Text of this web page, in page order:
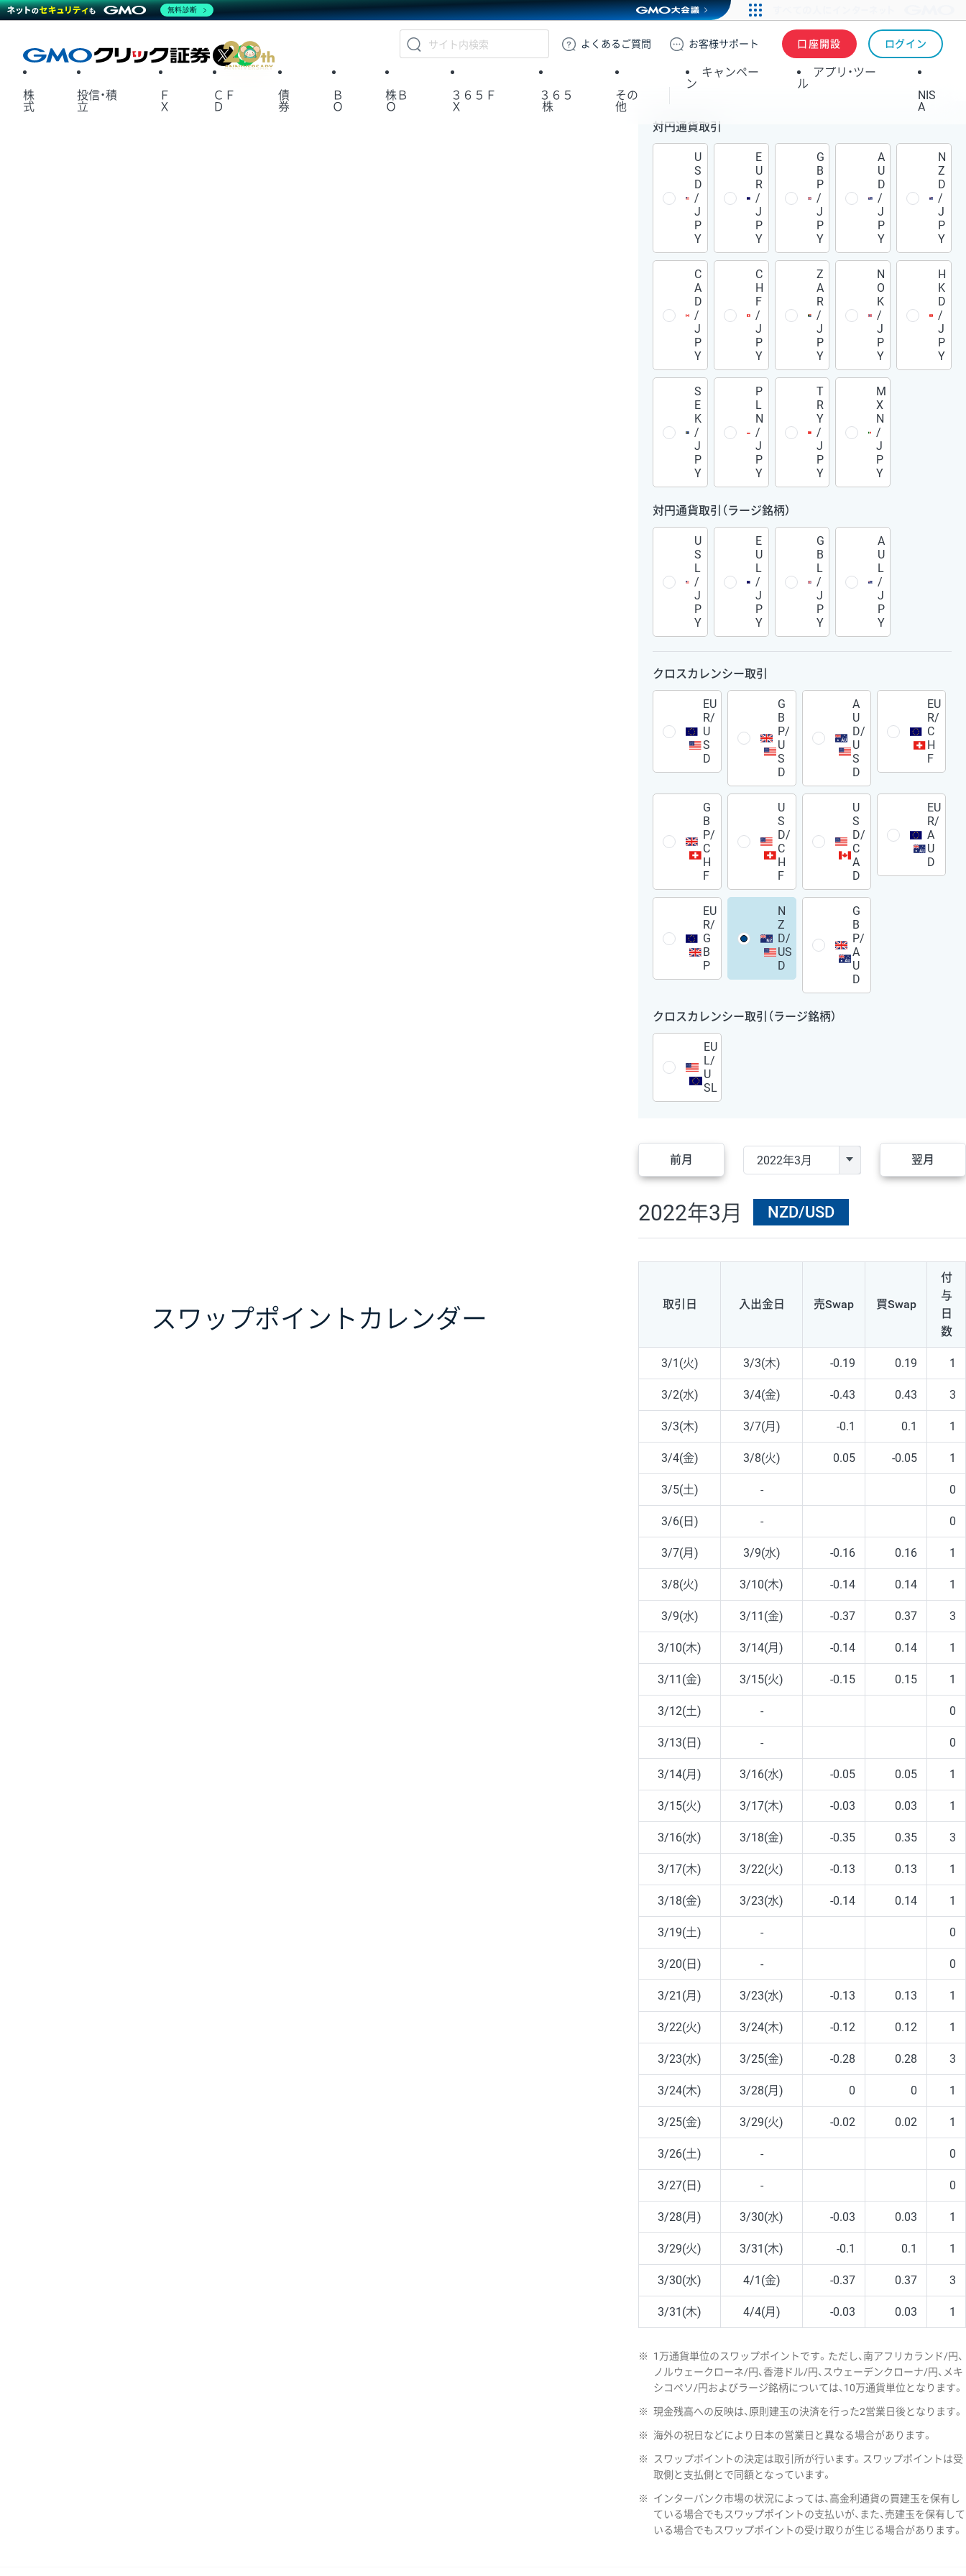
GMOクリック証券
よくある ご質問 お客様サポート 口座開設 ログイン
X
株
式
投信・積
立
Ｆ
Ｘ
ＣＦ
Ｄ
債
券
Ｂ
Ｏ
株Ｂ
Ｏ
３６５Ｆ
Ｘ
３６５
株
その
他
キャンペー
ン
アプリ・ツー
ル
NIS
A
スワップポイント カレンダー
対円通貨取引
U
S
D
/
J
P
Y
E
U
R
/
J
P
Y
G
B
P
/
J
P
Y
A
U
D
/
J
P
Y
N
Z
D
/
J
P
Y
C
A
D
/
J
P
Y
C
H
F
/
J
P
Y
Z
A
R
/
J
P
Y
N
O
K
/
J
P
Y
H
K
D
/
J
P
Y
S
E
K
/
J
P
Y
P
L
N
/
J
P
Y
T
R
Y
/
J
P
Y
M
X
N
/
J
P
Y
対円通貨取引（ラージ銘柄）
U
S
L
/
J
P
Y
E
U
L
/
J
P
Y
G
B
L
/
J
P
Y
A
U
L
/
J
P
Y
クロスカレンシー取引
EU
R/
U
S
D
G
B
P/
U
S
D
A
U
D/
U
S
D
EU
R/
C
H
F
G
B
P/
C
H
F
U
S
D/
C
H
F
U
S
D/
C
A
D
EU
R/
A
U
D
EU
R/
G
B
P
N
Z
D/
US
D
G
B
P/
A
U
D
クロスカレンシー取引（ラージ銘柄）
EU
L/
U
SL
前月 翌月
2022年3月 NZD/USD
取引日 入出金日 売Swap 買Swap
付
与
日
数
3/1(火) 3/3(木) -0.19 0.19 1
3/2(水) 3/4(金) -0.43 0.43 3
3/3(木) 3/7(月) -0.1 0.1 1
3/4(金) 3/8(火) 0.05 -0.05 1
3/5(土) - 0
3/6(日) - 0
3/7(月) 3/9(水) -0.16 0.16 1
3/8(火) 3/10(木) -0.14 0.14 1
3/9(水) 3/11(金) -0.37 0.37 3
3/10(木) 3/14(月) -0.14 0.14 1
3/11(金) 3/15(火) -0.15 0.15 1
3/12(土) - 0
3/13(日) - 0
3/14(月) 3/16(水) -0.05 0.05 1
3/15(火) 3/17(木) -0.03 0.03 1
3/16(水) 3/18(金) -0.35 0.35 3
3/17(木) 3/22(火) -0.13 0.13 1
3/18(金) 3/23(水) -0.14 0.14 1
3/19(土) - 0
3/20(日) - 0
3/21(月) 3/23(水) -0.13 0.13 1
3/22(火) 3/24(木) -0.12 0.12 1
3/23(水) 3/25(金) -0.28 0.28 3
3/24(木) 3/28(月) 0 0 1
3/25(金) 3/29(火) -0.02 0.02 1
3/26(土) - 0
3/27(日) - 0
3/28(月) 3/30(水) -0.03 0.03 1
3/29(火) 3/31(木) -0.1 0.1 1
3/30(水) 4/1(金) -0.37 0.37 3
3/31(木) 4/4(月) -0.03 0.03 1
※
1万通貨単位のスワップポイントです。ただし、南アフリカランド/円、
ノルウェークローネ/円、香港ドル/円、スウェーデンクローナ/円、メキ
シコペソ/円およびラージ銘柄については、10万通貨単位となります。
※ 現金残高への反映は、原則建玉の決済を行った2営業日後となります。
※ 海外の祝日などにより日本の営業日と異なる場合があります。
※
スワップポイントの決定は取引所が行います。スワップポイントは受
取側と支払側とで同額となっています。
※
インターバンク市場の状況によっては、高金利通貨の買建玉を保有し
ている場合でもスワップポイントの支払いが、また、売建玉を保有して
いる場合でもスワップポイントの受け取りが生じる場合があります。
無料診断